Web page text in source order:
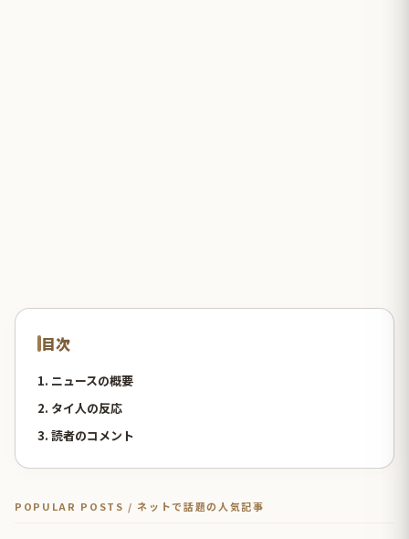
目次
1. ニュースの概要
2. タイ人の反応
3. 読者のコメント
POPULAR POSTS / ネットで話題の人気記事